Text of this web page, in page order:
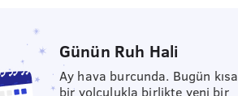
Günün Ruh Hali
Ay hava burcunda. Bugün kısa
bir yolculukla birlikte yeni bir